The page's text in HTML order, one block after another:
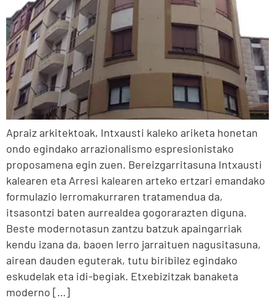
Apraiz arkitektoak, Intxausti kaleko ariketa honetan
ondo egindako arrazionalismo espresionistako
proposamena egin zuen. Bereizgarritasuna Intxausti
kalearen eta Arresi kalearen arteko ertzari emandako
formulazio lerromakurraren tratamendua da,
itsasontzi baten aurrealdea gogorarazten diguna.
Beste modernotasun zantzu batzuk apaingarriak
kendu izana da, baoen lerro jarraituen nagusitasuna,
airean dauden eguterak, tutu biribilez egindako
eskudelak eta idi-begiak. Etxebizitzak banaketa
moderno […]